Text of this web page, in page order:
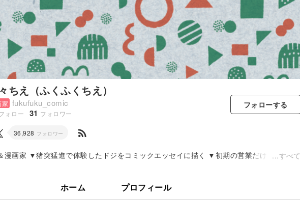
ちえ（ふくふくちえ）
家 fukufuku_comic
ォロー 31 フォロワー
フォローする
36,928 フォロワー rss_feed
漫画家 ▼猪突猛進で体験したドジをコミックエッセイに描く ▼初期の営業だけでイラス
すべて
ホーム プロフィール